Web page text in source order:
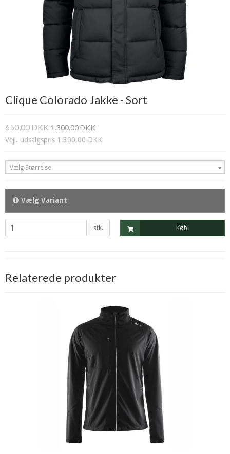
Clique Colorado Jakke - Sort
650,00 DKK 1.300,00 DKK
Vejl. udsalgspris 1.300,00 DKK
Vælg Størrelse
Vælg Variant
stk. Køb
Relaterede produkter